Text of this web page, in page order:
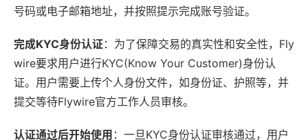
号码或电子邮箱地址，并按照提示完成账号验证。
完成KYC身份认证：为了保障交易的真实性和安全性，Fly
wire要求用户进行KYC(Know Your Customer)身份认
证。用户需要上传个人身份文件，如身份证、护照等，并
提交等待Flywire官方工作人员审核。
认证通过后开始使用 ：一旦KYC身份认证审核通过，用户